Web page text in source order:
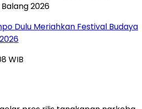
Dulu Meriahkan Festival Budaya
WIB